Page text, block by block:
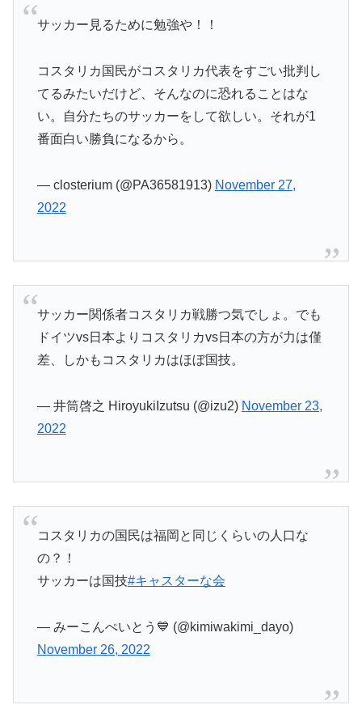
サッカー見るために勉強や！！
コスタリカ国民がコスタリカ代表をすごい批判し
てるみたいだけど、そんなのに恐れることはな
い。自分たちのサッカーをして欲しい。それが1
番面白い勝負になるから。
— closterium (@PA36581913) November 27,
2022
サッカー関係者コスタリカ戦勝つ気でしょ。でも
ドイツvs日本よりコスタリカvs日本の方が力は僅
差、しかもコスタリカはほぼ国技。
— 井筒啓之 HiroyukiIzutsu (@izu2) November 23,
2022
コスタリカの国民は福岡と同じくらいの人口な
の？！
サッカーは国技#キャスターな会
— みーこんぺいとう💙 (@kimiwakimi_dayo)
November 26, 2022